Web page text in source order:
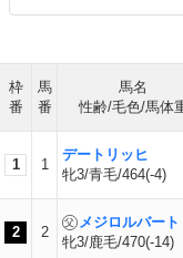
枠
番
馬
番
馬名
性齢/毛色/馬体
1 1
デートリッヒ
牝3/青毛/464(-4)
2 2
メジロルバート
牝3/鹿毛/470(-14)